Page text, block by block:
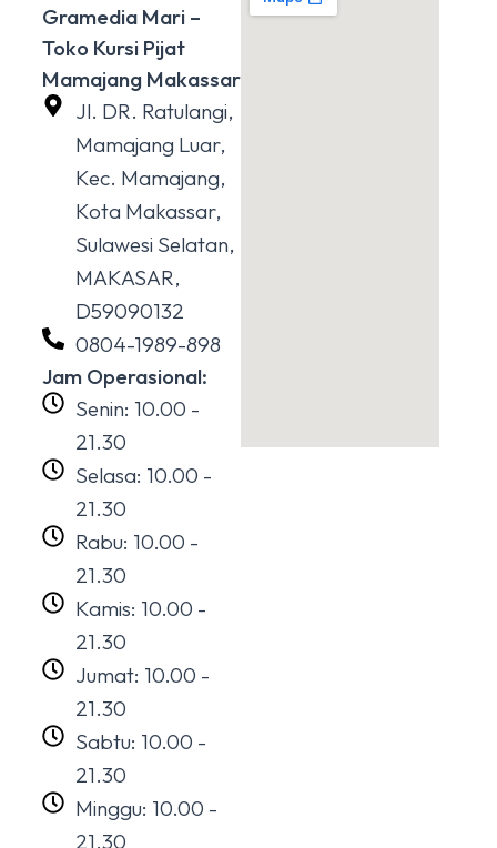
Gramedia Mari –
Toko Kursi Pijat
Mamajang Makassar
Jl. DR. Ratulangi,
Mamajang Luar,
Kec. Mamajang,
Kota Makassar,
Sulawesi Selatan,
MAKASAR,
D59090132
0804-1989-898
Jam Operasional:
Senin: 10.00 -
21.30
Selasa: 10.00 -
21.30
Rabu: 10.00 -
21.30
Kamis: 10.00 -
21.30
Jumat: 10.00 -
21.30
Sabtu: 10.00 -
21.30
Minggu: 10.00 -
21.30